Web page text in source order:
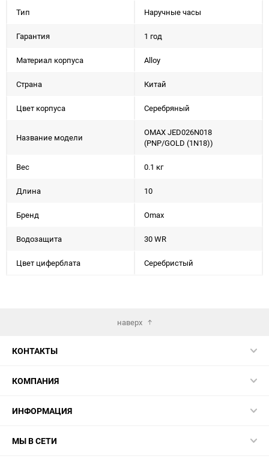
Тип Наручные часы
Гарантия 1 год
Материал корпуса Alloy
Страна Китай
Цвет корпуса Серебряный
Название модели
OMAX JED026N018
(PNP/GOLD (1N18))
Вес 0.1 кг
Длина 10
Бренд Omax
Водозащита 30 WR
Цвет циферблата Серебристый
наверх
КОНТАКТЫ
КОМПАНИЯ
ИНФОРМАЦИЯ
МЫ В СЕТИ